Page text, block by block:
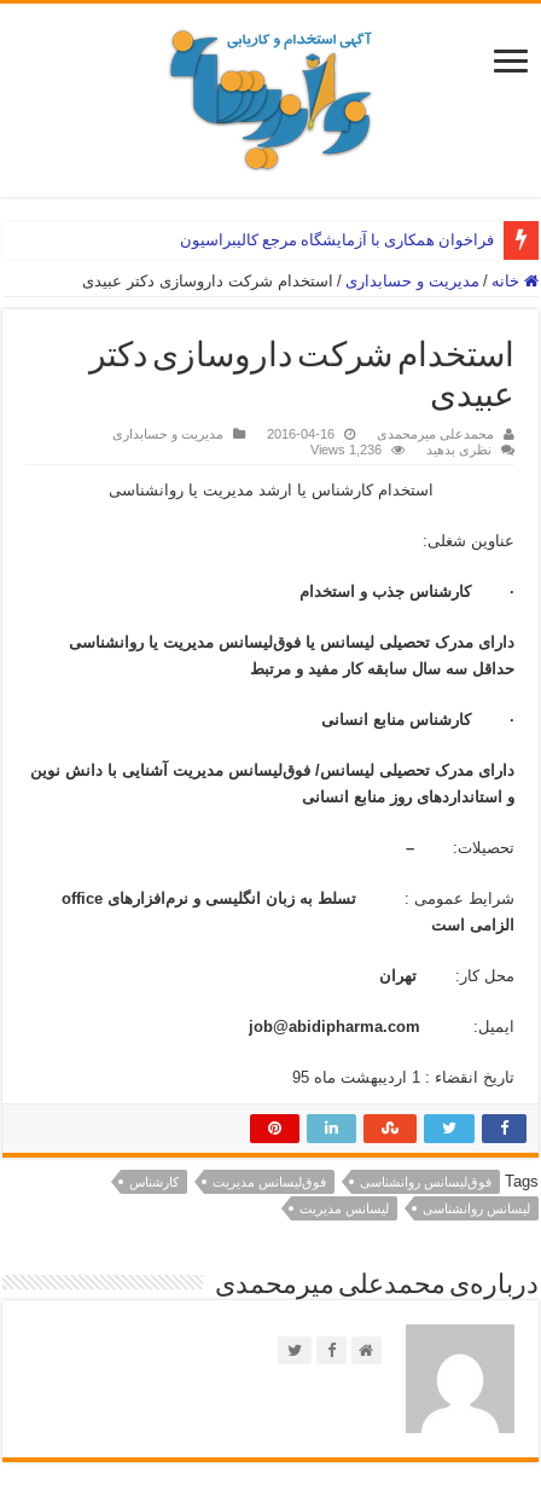
فراخوان همکاری با آزمایشگاه مرجع کالیبراسیون
خانه / مدیریت و حسابداری / استخدام شرکت داروسازی دکتر عبیدی
استخدام شرکت داروسازی دکتر
عبیدی
محمدعلی میرمحمدی 2016-04-16
مدیریت و حسابداری
نظری بدهید
1,236 Views
استخدام کارشناس یا ارشد مدیریت یا روانشناسی
عناوین شغلی:
·کارشناس جذب و استخدام
دارای مدرک تحصیلی لیسانس یا فوقلیسانس مدیریت یا روانشناسی
حداقل سه سال سابقه کار مفید و مرتبط
·کارشناس منابع انسانی
دارای مدرک تحصیلی لیسانس/ فوقلیسانس مدیریت آشنایی با دانش نوین
و استانداردهای روز منابع انسانی
تحصیلات: –
شرایط عمومی : تسلط به زبان انگلیسی و نرمافزارهایoffice
الزامی است
محل کار: تهران
ایمیل: job@abidipharma.com
تاریخ انقضاء : 1 اردیبهشت ماه 95
Tags فوق‌لیسانس روانشناسی فوق‌لیسانس مدیریت
کارشناس
لیسانس روانشناسی
لیسانس مدیریت
درباره‌ی محمدعلی میرمحمدی